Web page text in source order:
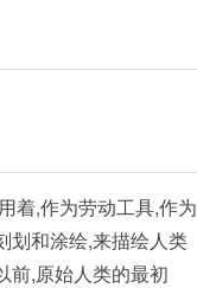
着,作为劳动工具,作为
划和涂绘,来描绘人类
前,原始人类的最初